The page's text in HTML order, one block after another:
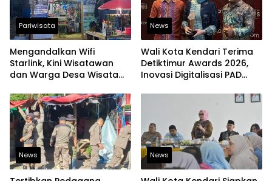
Pariwisata
Mengandalkan Wifi
Starlink, Kini Wisatawan
dan Warga Desa Wisata
Mengakses Transaksi
Digital
News
Wali Kota Kendari Terima
Detiktimur Awards 2026,
Inovasi Digitalisasi PAD
News News